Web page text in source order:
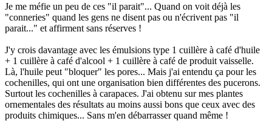
Je me méfie un peu de ces "il parait"... Quand on voit déjà les
"conneries" quand les gens ne disent pas ou n'écrivent pas "il
parait..." et affirment sans réserves !
J'y crois davantage avec les émulsions type 1 cuillère à café d'huile
+ 1 cuillère à café d'alcool + 1 cuillère à café de produit vaisselle.
Là, l'huile peut "bloquer" les pores... Mais j'ai entendu ça pour les
cochenilles, qui ont une organisation bien différentes des pucerons.
Surtout les cochenilles à carapaces. J'ai obtenu sur mes plantes
ornementales des résultats au moins aussi bons que ceux avec des
produits chimiques... Sans m'en débarrasser quand même !